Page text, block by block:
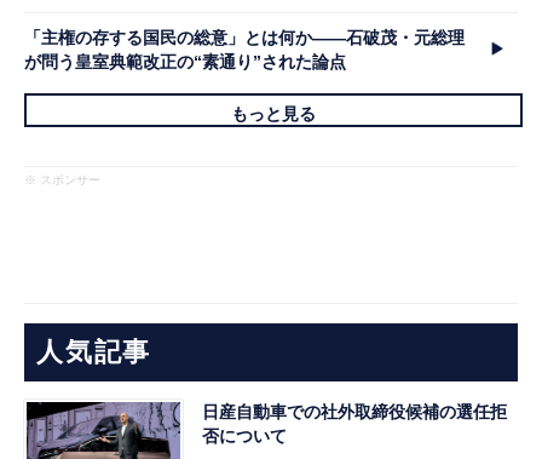
「主権の存する国民の総意」とは何か――石破茂・元総理
が問う皇室典範改正の“素通り”された論点
もっと見る
※ スポンサー
人気記事
日産自動車での社外取締役候補の選任拒
否について